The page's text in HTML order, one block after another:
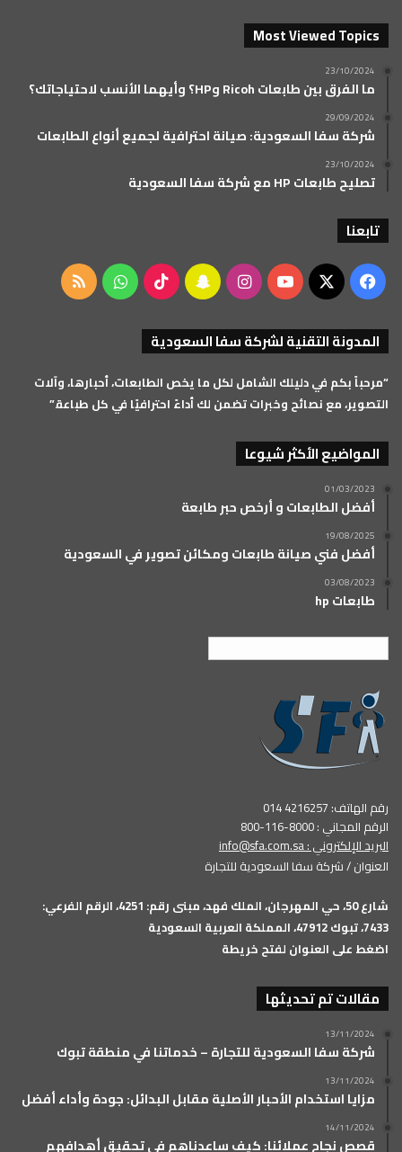
Most Viewed Topics
23/10/2024
ما الفرق بين طابعات Ricoh وHP؟ وأيهما الأنسب لاحتياجاتك؟
29/09/2024
شركة سفا السعودية: صيانة احترافية لجميع أنواع الطابعات
23/10/2024
تصليح طابعات HP مع شركة سفا السعودية
تابعنا
فيسبوك
‫X
‫YouTubeانستقرامسناب ‫TikTok واتساب ملخص
المدونة التقنية لشركة سفا السعودية
“مرحباً بكم في دليلك الشامل لكل ما يخص الطابعات، أحبارها، وآلات
التصوير، مع نصائح وخبرات تضمن لك أداءً احترافيًا في كل طباعة.”
المواضيع الأكثر شيوعا
01/03/2023
أفضل الطابعات و أرخص حبر طابعة
19/08/2025
أفضل فني صيانة طابعات ومكائن تصوير في السعودية
03/08/2023
طابعات hp
رقم الهاتف: 4216257 014
الرقم المجاني : 8000-116-800
البريد الإلكتروني :info@sfa.com.sa
العنوان / شركة سفا السعودية للتجارة
شارع 50، حي المهرجان، الملك فهد، مبنى رقم: 4251، الرقم الفرعي:
7433، تبوك 47912، المملكة العربية السعودية
اضغط على العنوان لفتح خريطة
مقالات تم تحديثها
13/11/2024
شركة سفا السعودية للتجارة – خدماتنا في منطقة تبوك
13/11/2024
مزايا استخدام الأحبار الأصلية مقابل البدائل: جودة وأداء أفضل
14/11/2024
قصص نجاح عملائنا: كيف ساعدناهم في تحقيق أهدافهم